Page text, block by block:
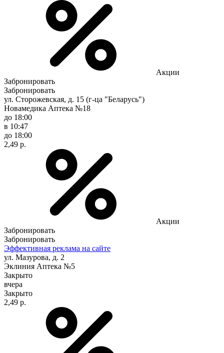
Акции
Забронировать
Забронировать
ул. Сторожевская, д. 15 (г-ца "Беларусь")
Новамедика Аптека №18
до 18:00
в 10:47
до 18:00
2,49 р.
Акции
Забронировать
Забронировать
Эффективная реклама на сайте
ул. Мазурова, д. 2
Эклиния Аптека №5
Закрыто
вчера
Закрыто
2,49 р.